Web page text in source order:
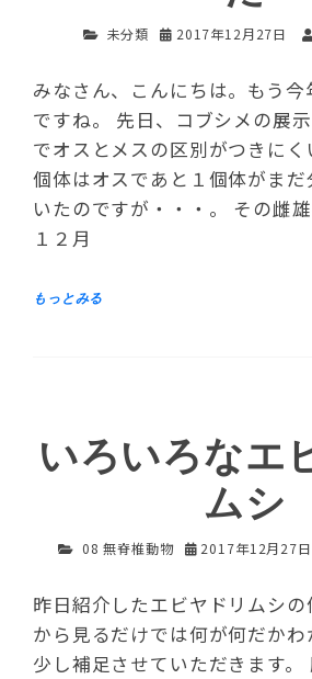
未分類 2017年12月27日
みなさん、こんにちは。もう今
ですね。 先日、コブシメの展
でオスとメスの区別がつきにく
個体はオスであと１個体がま
いたのですが・・・。 その雌
１２月
いろいろなエ
ムシ
08 無脊椎動物 2017年12月27日
昨日紹介したエビヤドリムシ
から見るだけでは何が何だかわ
少し補足させていただきます。